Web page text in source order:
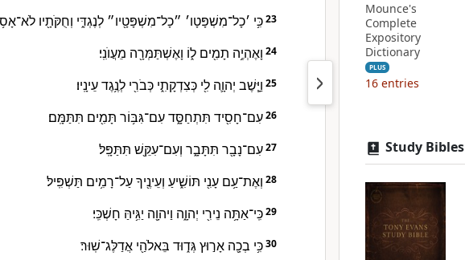
23כִּ֥י ׳כָל־מִשְׁפָּטָו׳ ״כָל־מִשְׁפָּטָ֖יו״ לְנֶגְדִּ֑י וְחֻקֹּתָ֖יו
24 וָאֶהְיֶ֥ה תָמִ֖ים ל֑וֹ וָאֶשְׁתַּמְּרָ֖ה מֵעֲוֺנִֽי׃
25 וַיָּ֧שֶׁב יְהוָ֛ה לִ֖י כְּצִדְקָתִ֑י כְּבֹרִ֖י לְנֶ֥גֶד עֵינָֽיו׃
26עִם־חָסִ֖יד תִּתְחַסָּ֑ד עִם־גִּבּ֥וֹר תָּמִ֖ים תִּתַּמָּֽם׃
27עִם־נָבָ֖ר תִּתָּבָ֑ר וְעִם־עִקֵּ֖שׁ תִּתַּפָּֽל׃
28 וְאֶת־עַ֥ם עָנִ֖י תּוֹשִׁ֑יעַ וְעֵינֶ֖יךָ עַל־רָמִ֥ים תַּשְׁפִּֽיל׃
29כִּֽי־אַתָּ֥ה נֵירִ֖י יְהוָ֑ה וַיהוָ֖ה יַגִּ֥יהַּ חָשְׁכִּֽי׃
30כִּ֥י בְכָ֖ה אָר֣וּץ גְּד֑וּד בֵּאלֹהַ֖י אֲדַלֶּג־שֽׁוּר׃
Mounce's
Complete
Expository
Dictionary
PLUS
16 entries
Study Bibles